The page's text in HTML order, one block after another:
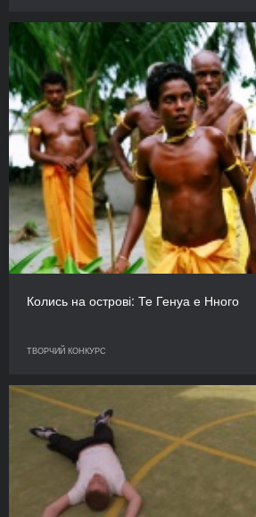
Колись на острові: Те Генуа е Нного
ТВОРЧИЙ КОНКУРС